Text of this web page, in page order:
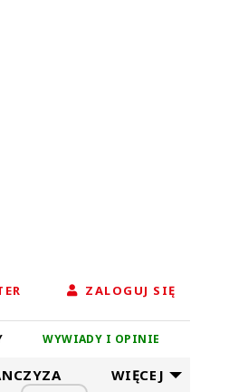
ZALOGUJ SIĘ
WYWIADY I OPINIE
WIĘCEJ